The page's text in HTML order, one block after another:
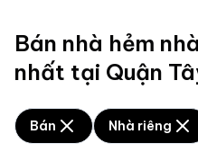
Bán nhà hẻm
nhất tại Quận
Bán Nhà riêng